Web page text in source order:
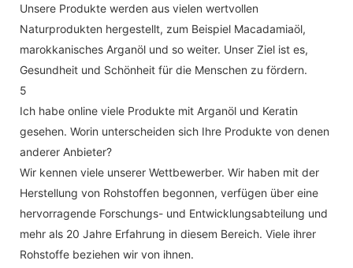
Unsere Produkte werden aus vielen wertvollen
Naturprodukten hergestellt, zum Beispiel Macadamiaöl,
marokkanisches Arganöl und so weiter. Unser Ziel ist es,
Gesundheit und Schönheit für die Menschen zu fördern.
5
Ich habe online viele Produkte mit Arganöl und Keratin
gesehen. Worin unterscheiden sich Ihre Produkte von denen
anderer Anbieter?
Wir kennen viele unserer Wettbewerber. Wir haben mit der
Herstellung von Rohstoffen begonnen, verfügen über eine
hervorragende Forschungs- und Entwicklungsabteilung und
mehr als 20 Jahre Erfahrung in diesem Bereich. Viele ihrer
Rohstoffe beziehen wir von ihnen.